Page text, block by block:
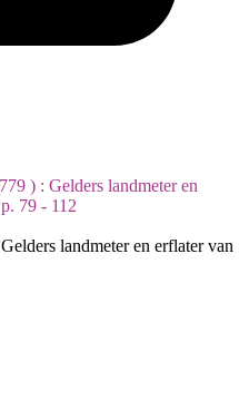
) : Gelders landmeter en
79 - 112
landmeter en erflater van